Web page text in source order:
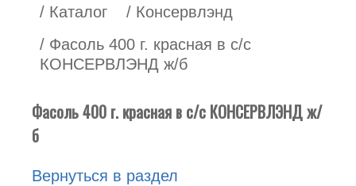
/ Каталог
/ Консервлэнд
/ Фасоль 400 г. красная в с/с
КОНСЕРВЛЭНД ж/б
Фасоль 400 г. красная в с/с КОНСЕРВЛЭНД ж/
б
Вернуться в раздел